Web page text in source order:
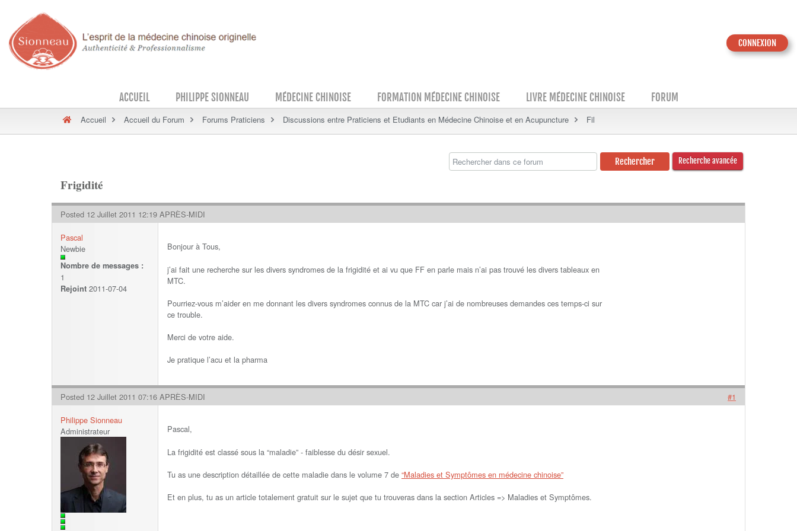
CONNEXION
ACCUEIL PHILIPPE SIONNEAU MÉDECINE CHINOISE FORMATION MÉDECINE CHINOISE LIVRE MÉDECINE CHINOISE FORUM
Accueil Accueil du Forum Forums Praticiens Discussions entre Praticiens et Etudiants en Médecine Chinoise et en Acupuncture Fil
Recherche avancée
Frigidité
Posted 12 Juillet 2011 12:19 APRÈS-MIDI
Pascal
Newbie
Nombre de messages :
1
Rejoint 2011-07-04
Bonjour à Tous,
j’ai fait une recherche sur les divers syndromes de la frigidité et ai vu que FF en parle mais n’ai pas trouvé les divers tableaux en
MTC.
Pourriez-vous m’aider en me donnant les divers syndromes connus de la MTC car j’ai de nombreuses demandes ces temps-ci sur
ce trouble.
Merci de votre aide.
Je pratique l’acu et la pharma
Posted 12 Juillet 2011 07:16 APRÈS-MIDI #1
Philippe Sionneau
Administrateur
Pascal,
La frigidité est classé sous la “maladie” - faiblesse du désir sexuel.
Tu as une description détaillée de cette maladie dans le volume 7 de “Maladies et Symptômes en médecine chinoise”
Et en plus, tu as un article totalement gratuit sur le sujet que tu trouveras dans la section Articles => Maladies et Symptômes.